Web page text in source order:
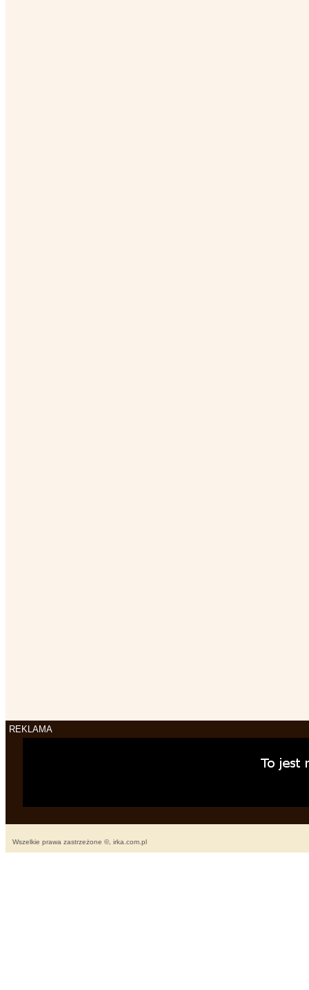
REKLAMA
Wszelkie prawa zastrzeżone ©, irka.com.pl